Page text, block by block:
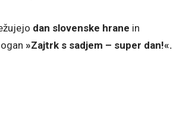
dan slovenske hrane in
»Zajtrk s sadjem – super dan!«.